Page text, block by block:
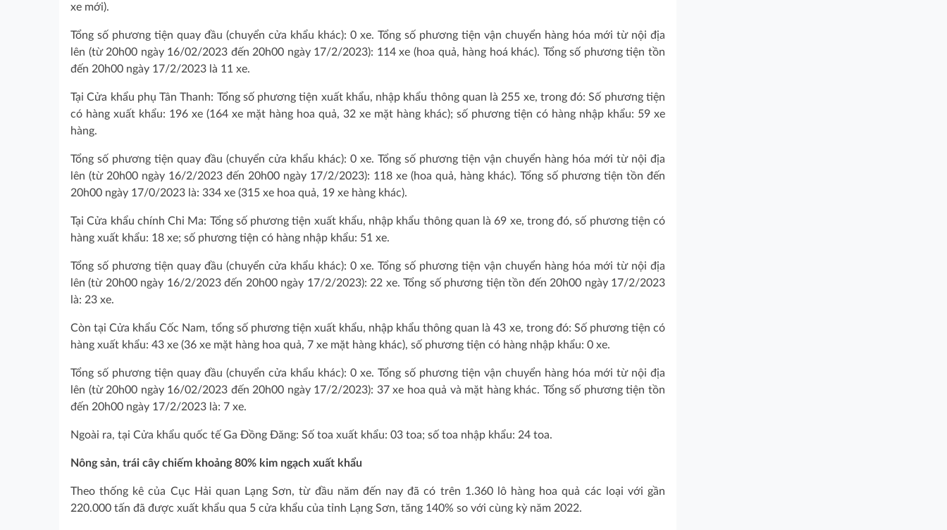
xe mới).
Tổng số phương tiện quay đầu (chuyển cửa khẩu khác): 0 xe. Tổng số phương tiện vận chuyển hàng hóa mới từ nội địa
lên (từ 20h00 ngày 16/02/2023 đến 20h00 ngày 17/2/2023): 114 xe (hoa quả, hàng hoá khác). Tổng số phương tiện tồn
đến 20h00 ngày 17/2/2023 là 11 xe.
Tại Cửa khẩu phụ Tân Thanh: Tổng số phương tiện xuất khẩu, nhập khẩu thông quan là 255 xe, trong đó: Số phương tiện
có hàng xuất khẩu: 196 xe (164 xe mặt hàng hoa quả, 32 xe mặt hàng khác); số phương tiện có hàng nhập khẩu: 59 xe
hàng.
Tổng số phương tiện quay đầu (chuyển cửa khẩu khác): 0 xe. Tổng số phương tiện vận chuyển hàng hóa mới từ nội địa
lên (từ 20h00 ngày 16/2/2023 đến 20h00 ngày 17/2/2023): 118 xe (hoa quả, hàng khác). Tổng số phương tiện tồn đến
20h00 ngày 17/0/2023 là: 334 xe (315 xe hoa quả, 19 xe hàng khác).
Tại Cửa khẩu chính Chi Ma: Tổng số phương tiện xuất khẩu, nhập khẩu thông quan là 69 xe, trong đó, số phương tiện có
hàng xuất khẩu: 18 xe; số phương tiện có hàng nhập khẩu: 51 xe.
Tổng số phương tiện quay đầu (chuyển cửa khẩu khác): 0 xe. Tổng số phương tiện vận chuyển hàng hóa mới từ nội địa
lên (từ 20h00 ngày 16/2/2023 đến 20h00 ngày 17/2/2023): 22 xe. Tổng số phương tiện tồn đến 20h00 ngày 17/2/2023
là: 23 xe.
Còn tại Cửa khẩu Cốc Nam, tổng số phương tiện xuất khẩu, nhập khẩu thông quan là 43 xe, trong đó: Số phương tiện có
hàng xuất khẩu: 43 xe (36 xe mặt hàng hoa quả, 7 xe mặt hàng khác), số phương tiện có hàng nhập khẩu: 0 xe.
Tổng số phương tiện quay đầu (chuyển cửa khẩu khác): 0 xe. Tổng số phương tiện vận chuyển hàng hóa mới từ nội địa
lên (từ 20h00 ngày 16/02/2023 đến 20h00 ngày 17/2/2023): 37 xe hoa quả và mặt hàng khác. Tổng số phương tiện tồn
đến 20h00 ngày 17/2/2023 là: 7 xe.
Ngoài ra, tại Cửa khẩu quốc tế Ga Đồng Đăng: Số toa xuất khẩu: 03 toa; số toa nhập khẩu: 24 toa.
Nông sản, trái câychiếm khoảng 80% kim ngạch xuất khẩu
Theo thống kê của Cục Hải quan Lạng Sơn, từ đầu năm đến nay đã có trên 1.360 lô hàng hoa quả các loại với gần
220.000 tấn đã được xuất khẩu qua 5 cửa khẩu của tỉnh Lạng Sơn, tăng 140% so với cùng kỳ năm 2022.